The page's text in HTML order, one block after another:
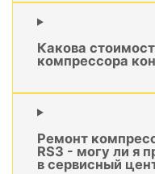
Какова
компрессора
Ремонт
RS3 - могу ли я
в сервисный